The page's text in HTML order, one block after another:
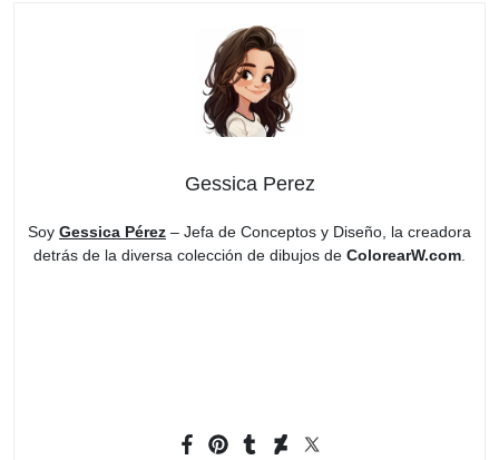
Gessica Perez
Soy Gessica Pérez – Jefa de Conceptos y Diseño, la creadora
detrás de la diversa colección de dibujos de ColorearW.com